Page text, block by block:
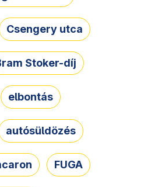
Csengery utca
Stoker-díj
elbontás
autósüldözés
FUGA